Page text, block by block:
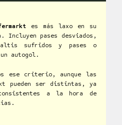
es más laxo en su
Incluyen pases desviados,
sufridos y pases o
autogol.
ese criterio, aunque las
pueden ser distintas, ya
a la hora de